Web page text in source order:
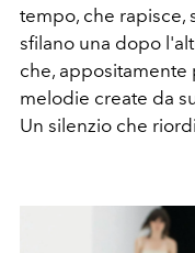
tempo, che rapisce,
sfilano una dopo
che, appositamente
melodie create da
Un silenzio che